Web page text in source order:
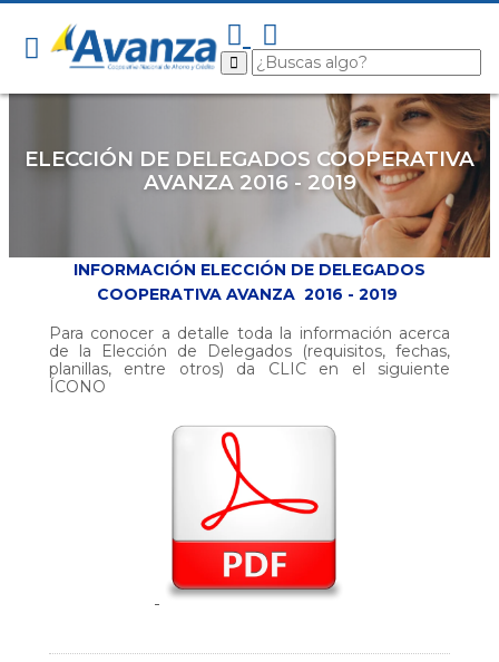
ELECCIÓN DE DELEGADOS COOPERATIVA
AVANZA 2016 - 2019
INFORMACIÓN ELECCIÓN DE DELEGADOS
COOPERATIVA AVANZA 2016 - 2019
Para conocer a detalle toda la información acerca
de la Elección de Delegados (requisitos, fechas,
planillas, entre otros) da CLIC en el siguiente
ÍCONO